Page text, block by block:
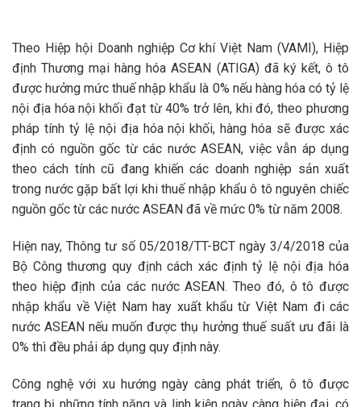
Theo Hiệp hội Doanh nghiệp Cơ khí Việt Nam (VAMI), Hiệp
định Thương mại hàng hóa ASEAN (ATIGA) đã ký kết, ô tô
được hưởng mức thuế nhập khẩu là 0% nếu hàng hóa có tỷ lệ
nội địa hóa nội khối đạt từ 40% trở lên, khi đó, theo phương
pháp tính tỷ lệ nội địa hóa nội khối, hàng hóa sẽ được xác
định có nguồn gốc từ các nước ASEAN, việc vẫn áp dụng
theo cách tính cũ đang khiến các doanh nghiệp sản xuất
trong nước gặp bất lợi khi thuế nhập khẩu ô tô nguyên chiếc
nguồn gốc từ các nước ASEAN đã về mức 0% từ năm 2008.
Hiện nay, Thông tư số 05/2018/TT-BCT ngày 3/4/2018 của
Bộ Công thương quy định cách xác định tỷ lệ nội địa hóa
theo hiệp định của các nước ASEAN. Theo đó, ô tô được
nhập khẩu về Việt Nam hay xuất khẩu từ Việt Nam đi các
nước ASEAN nếu muốn được thụ hưởng thuế suất ưu đãi là
0% thì đều phải áp dụng quy định này.
Công nghệ với xu hướng ngày càng phát triển, ô tô được
trang bị những tính năng và linh kiện ngày càng hiện đại, có